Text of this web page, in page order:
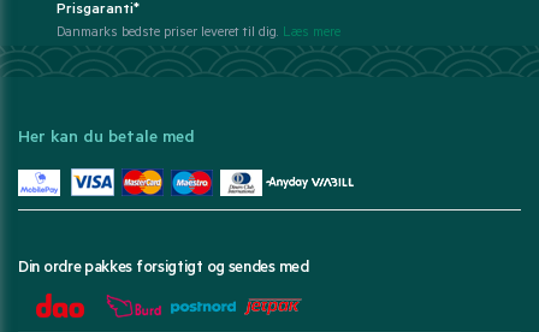
Prisgaranti*
Danmarks bedste priser leveret til dig. Læs mere
Her kan du betale med
Din ordre pakkes forsigtigt og sendes med